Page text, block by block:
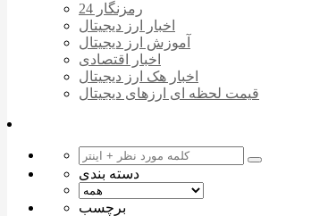
رمزنگار 24
اخبار ارز دیجیتال
آموزش ارز دیجیتال
اخبار اقتصادی
اخبار هک ارز دیجیتال
قیمت لحظه ای ارزهای دیجیتال
دسته بندی
برچسب